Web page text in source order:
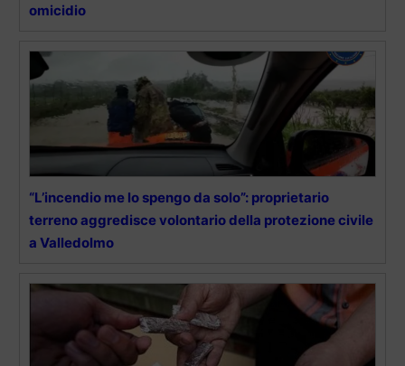
omicidio
“L’incendio me lo spengo da solo”: proprietario
terreno aggredisce volontario della protezione civile
a Valledolmo